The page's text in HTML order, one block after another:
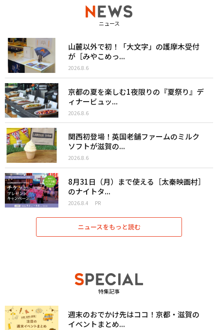
ニュース
山麓以外で初！「大文字」の護摩木受付
が［みやこめっ...
2026.8.6
京都の夏を楽しむ1夜限りの『夏祭り』デ
ィナービュッ...
2026.8.6
関西初登場！英国老舗ファームのミルク
ソフトが滋賀の...
2026.8.6
8月31日（月）まで使える［太秦映画村］
のナイトタ...
2026.8.4 PR
ニュースをもっと読む
特集記事
週末のおでかけ先はココ！京都・滋賀の
イベントまとめ...